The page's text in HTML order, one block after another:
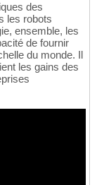
des
les robots
ensemble, les
de fournir
du monde. Il
les gains des